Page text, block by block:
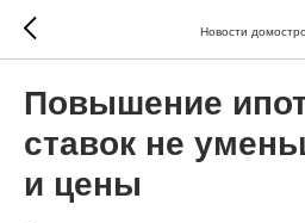
Новости
Повышение
ставок не
и цены